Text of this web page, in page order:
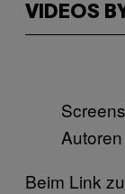
VIDEOS
Autoren
Beim Link